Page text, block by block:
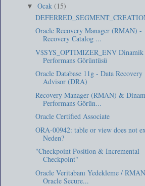
▼ Ocak (15)
Oracle Recovery Manager (RMAN) -
Recovery Catalog ...
V$SYS_OPTIMIZER_ENV Dinamik
Performans Görüntüsü
Oracle Database 11g - Data Recovery
Advisor (DRA)
Recovery Manager (RMAN) &
Performans Görün...
Oracle Certified Associate
ORA-00942: table or view does not
Neden?
"Checkpoint Position & Incremental
Checkpoint"
Oracle Veritabanı Yedekleme /
Oracle Secure...